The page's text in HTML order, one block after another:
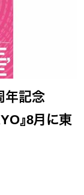
年記念
』8月に東